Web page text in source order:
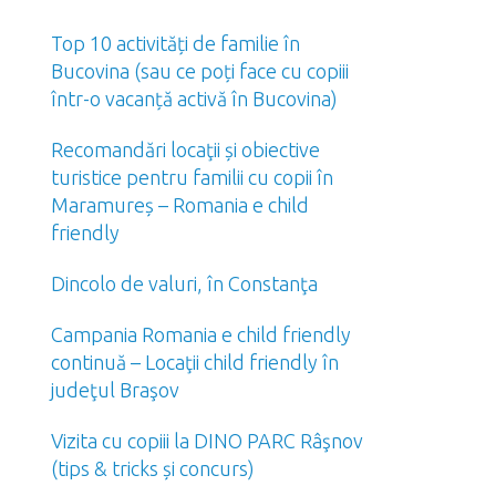
Top 10 activități de familie în
Bucovina (sau ce poți face cu copiii
într-o vacanță activă în Bucovina)
Recomandări locaţii și obiective
turistice pentru familii cu copii în
Maramureș – Romania e child
friendly
Dincolo de valuri, în Constanţa
Campania Romania e child friendly
continuă – Locaţii child friendly în
judeţul Braşov
Vizita cu copiii la DINO PARC Râşnov
(tips & tricks și concurs)